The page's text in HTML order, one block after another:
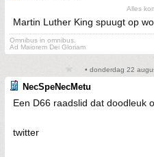
Alles
Martin Luther King spuugt op
Omnibus in omnibus.
Ad Maiorem Dei Gloriam
• donderdag 22
NecSpeNecMetu
Een D66 raadslid dat doodleuk
twitter